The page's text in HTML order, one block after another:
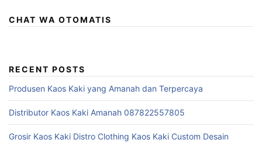
CHAT WA OTOMATIS
RECENT POSTS
Produsen Kaos Kaki yang Amanah dan Terpercaya
Distributor Kaos Kaki Amanah 087822557805
Grosir Kaos Kaki Distro Clothing Kaos Kaki Custom Desain